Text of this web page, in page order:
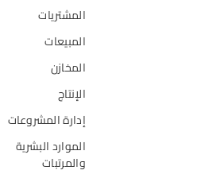
المشتريات
المبيعات
المخازن
الإنتاج
إدارة المشروعات
الموارد البشرية
والمرتبات